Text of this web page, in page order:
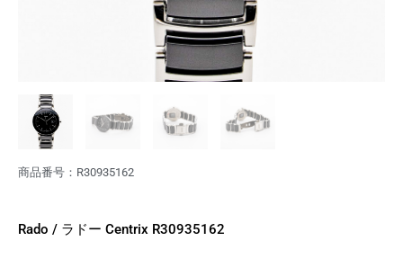
商品番号：R30935162
Rado / ラドー Centrix R30935162